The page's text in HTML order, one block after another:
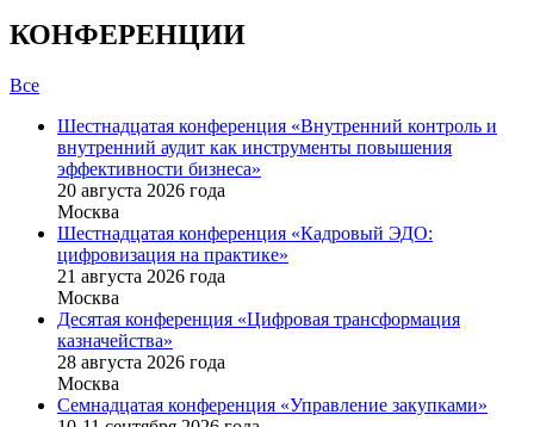
КОНФЕРЕНЦИИ
Все
Шестнадцатая конференция «Внутренний контроль и
внутренний аудит как инструменты повышения
эффективности бизнеса»
20 августа 2026 года
Москва
Шестнадцатая конференция «Кадровый ЭДО:
цифровизация на практике»
21 августа 2026 года
Москва
Десятая конференция «Цифровая трансформация
казначейства»
28 августа 2026 года
Москва
Семнадцатая конференция «Управление закупками»